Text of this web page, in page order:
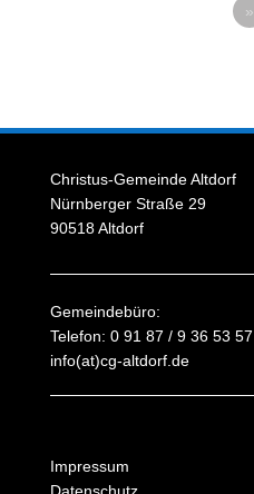
»
Christus-Gemeinde Altdorf
Nürnberger Straße 29
90518 Altdorf
Gemeindebüro:
Telefon: 0 91 87 / 9 36 53 57
info(at)cg-altdorf.de
Impressum